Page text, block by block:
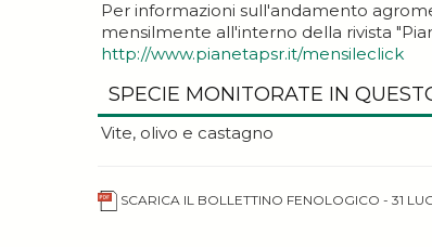
Per informazioni sull'andamento
mensilmente all'interno della rivista
http://www.pianetapsr.it/mensileclick
SPECIE MONITORATE IN
Vite, olivo e castagno
SCARICA IL BOLLETTINO FENOLOGICO - 31